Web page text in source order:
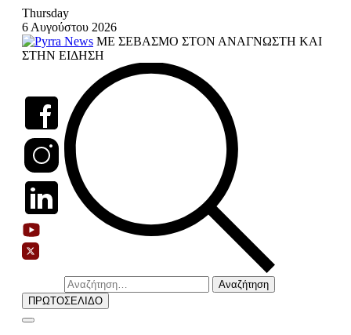
Skip
content
Thursday
6 Αυγούστου 2026
ΜΕ ΣΕΒΑΣΜΟ ΣΤΟΝ ΑΝΑΓΝΩΣΤΗ ΚΑΙ
ΣΤΗΝ ΕΙΔΗΣΗ
Αναζήτηση
για:
ΠΡΩΤΟΣΕΛΙΔΟ